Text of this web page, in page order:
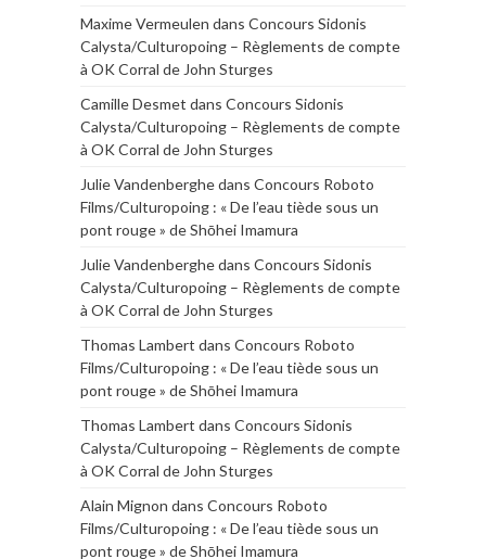
Maxime Vermeulen dans Concours Sidonis
Calysta/Culturopoing – Règlements de compte
à OK Corral de John Sturges
Camille Desmet dans Concours Sidonis
Calysta/Culturopoing – Règlements de compte
à OK Corral de John Sturges
Julie Vandenberghedans Concours Roboto
Films/Culturopoing : « De l’eau tiède sous un
pont rouge » de Shōhei Imamura
Julie Vandenberghedans Concours Sidonis
Calysta/Culturopoing – Règlements de compte
à OK Corral de John Sturges
Thomas Lambert dans Concours Roboto
Films/Culturopoing : « De l’eau tiède sous un
pont rouge » de Shōhei Imamura
Thomas Lambert dans Concours Sidonis
Calysta/Culturopoing – Règlements de compte
à OK Corral de John Sturges
Alain Mignon dans Concours Roboto
Films/Culturopoing : « De l’eau tiède sous un
pont rouge » de Shōhei Imamura